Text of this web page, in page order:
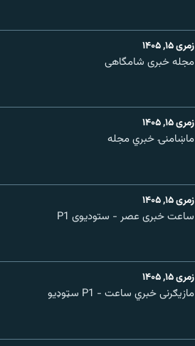
زمری ۱۵, ۱۴۰۵
مجله خبری شامگاهی
زمری ۱۵, ۱۴۰۵
ماښامنۍ خبري مجله
زمری ۱۵, ۱۴۰۵
ساعت خبری عصر - ستودیوی P1
زمری ۱۵, ۱۴۰۵
مازیګرنی خبري ساعت - P1 سټوډیو